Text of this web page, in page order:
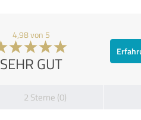
4,98 von 5
SEHR GUT
2 Sterne (0)